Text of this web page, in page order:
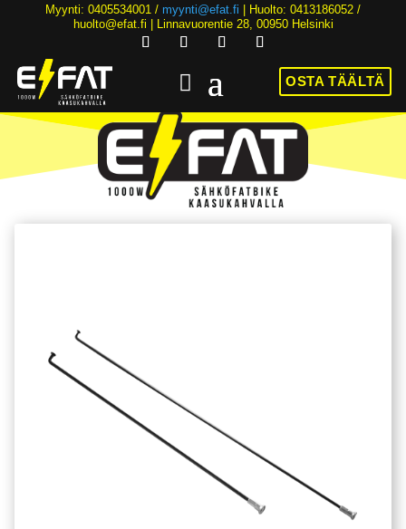
Myynti: 0405534001 / myynti@efat.fi | Huolto: 0413186052 /
huolto@efat.fi | Linnavuorentie 28, 00950 Helsinki
OSTA TÄÄLTÄ
HINTA NYT ALK. 2899€! | 36KK KOROTONTA MAKSUAIKAA | ALK. 89€/KK